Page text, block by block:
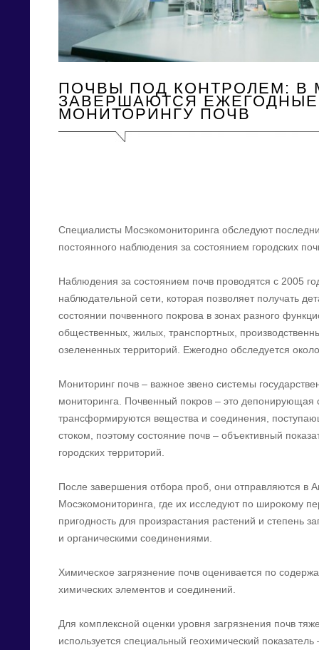
ПОЧВЫ ПОД КОНТРОЛЕМ: В
ЗАВЕРШАЮТСЯ
МОНИТОРИНГУ ПОЧВ
Специалисты Мосэкомониторинга обследуют
постоянного наблюдения за состоянием городских
Наблюдения за состоянием почв проводятся с 2005
наблюдательной сети, которая позволяет получать
состоянии почвенного покрова в зонах разного
общественных, жилых, транспортных,
озелененных территорий. Ежегодно обследуется
Мониторинг почв – важное звено системы
мониторинга. Почвенный покров – это депонирующая
трансформируются вещества и соединения,
стоком, поэтому состояние почв – объективный
городских территорий.
После завершения отбора проб, они отправляются в
Мосэкомониторинга, где их исследуют по широкому
пригодность для произрастания растений и степень
и органическими соединениями.
Химическое загрязнение почв оценивается по
химических элементов и соединений.
Для комплексной оценки уровня загрязнения почв
используется специальный геохимический